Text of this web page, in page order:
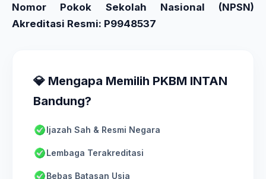
Nomor Pokok Sekolah Nasional (NPSN)
Akreditasi Resmi: P9948537
💎 Mengapa Memilih PKBM INTAN
Bandung?
Ijazah Sah & Resmi Negara
Lembaga Terakreditasi
Bebas Batasan Usia